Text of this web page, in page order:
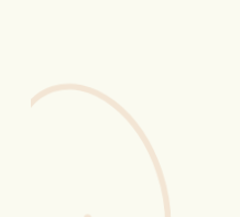
Sammelkalender
Blüten-Finder